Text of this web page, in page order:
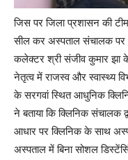
जिस पर जिला प्रशासन की टीम
सील कर अस्पताल संचालक पर
कलेक्टर श्री संजीव कुमार झा के
नेतृत्व में राजस्व और स्वास्थ्य
के सरगवां स्थित आधुनिक
ने बताया कि क्लिनिक संचालक
आधार पर क्लिनिक के साथ
अस्पताल में बिना सोशल